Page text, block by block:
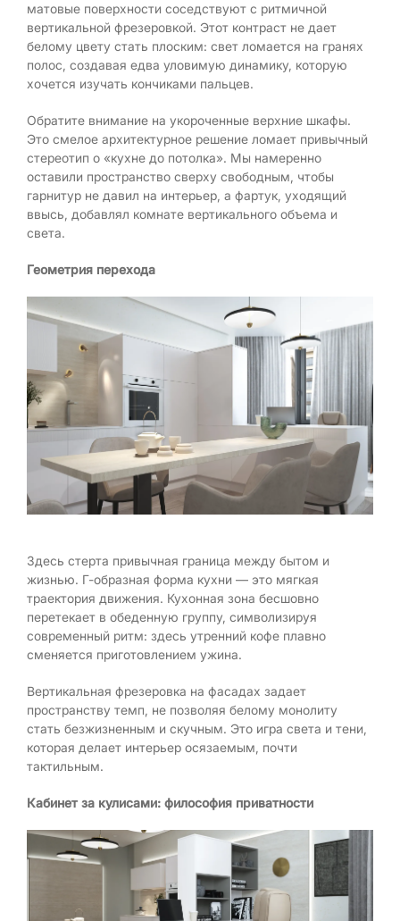
матовые поверхности соседствуют с ритмичной
вертикальной фрезеровкой. Этот контраст не дает
белому цвету стать плоским: свет ломается на гранях
полос, создавая едва уловимую динамику, которую
хочется изучать кончиками пальцев.
Обратите внимание на укороченные верхние шкафы.
Это смелое архитектурное решение ломает привычный
стереотип о «кухне до потолка». Мы намеренно
оставили пространство сверху свободным, чтобы
гарнитур не давил на интерьер, а фартук, уходящий
ввысь, добавлял комнате вертикального объема и
света.
Геометрия перехода
Здесь стерта привычная граница между бытом и
жизнью. Г-образная форма кухни — это мягкая
траектория движения. Кухонная зона бесшовно
перетекает в обеденную группу, символизируя
современный ритм: здесь утренний кофе плавно
сменяется приготовлением ужина.
Вертикальная фрезеровка на фасадах задает
пространству темп, не позволяя белому монолиту
стать безжизненным и скучным. Это игра света и тени,
которая делает интерьер осязаемым, почти
тактильным.
Кабинет за кулисами: философия приватности